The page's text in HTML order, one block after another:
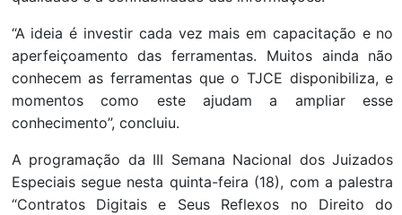
“A ideia é investir cada vez mais em capacitação e no
aperfeiçoamento das ferramentas. Muitos ainda não
conhecem as ferramentas que o TJCE disponibiliza, e
momentos como este ajudam a ampliar esse
conhecimento”, concluiu.
A programação da III Semana Nacional dos Juizados
Especiais segue nesta quinta-feira (18), com a palestra
“Contratos Digitais e Seus Reflexos no Direito do